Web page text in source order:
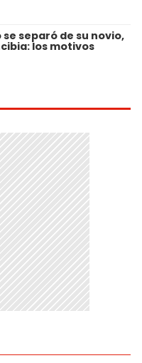
separó de su novio,
los motivos